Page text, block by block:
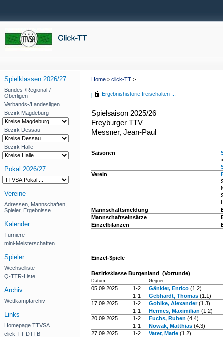
Home > click-TT >
Spielklassen 2026/27
Bundes-/Regional-/
Oberligen
Verbands-/Landesligen
Bezirk Magdeburg
Bezirk Dessau
Bezirk Halle
Pokal 2026/27
Vereine
Adressen, Mannschaften,
Spieler, Ergebnisse
Kalender
Turniere
mini-Meisterschaften
Spieler
Wechselliste
Q-TTR-Liste
Archiv
Wettkampfarchiv
Links
Homepage TTVSA
click-TT DTTB
Ergebnishistorie freischalten ...
Spielsaison 2025/26
Freyburger TTV
Messner, Jean-Paul
Saisonen
Verein
Mannschaftsmeldung
Mannschaftseinsätze
Einzelbilanzen
Einzel-Spiele
Bezirksklasse Burgenland (Vorrunde)
Datum Gegner
05.09.2025 1-2 Gänkler, Enrico (1.2)
1-1
Gebhardt, Thomas (1.1)
17.09.2025
1-2 Gohlke, Alexander(1.3)
1-1
Hermes, Maximilian (1.2)
20.09.2025
1-2 Fuchs, Ruben (4.4)
1-1
Nowak, Matthias (4.3)
27.09.2025
1-2 Vater, Marie (1.2)